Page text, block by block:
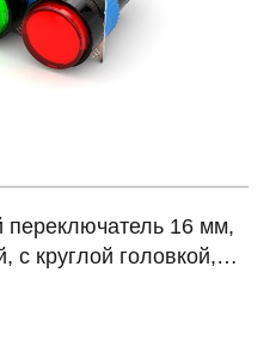
переключатель 16 мм,
с круглой головкой,